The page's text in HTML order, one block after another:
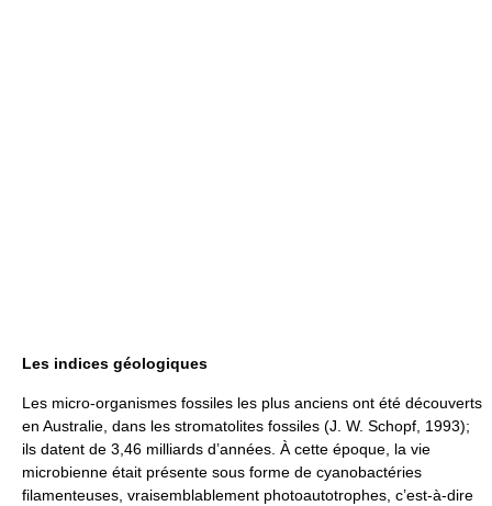
Les indices géologiques
Les micro-organismes fossiles les plus anciens ont été découverts
en Australie, dans les stromatolites fossiles (J. W. Schopf, 1993);
ils datent de 3,46 milliards d’années. À cette époque, la vie
microbienne était présente sous forme de cyanobactéries
filamenteuses, vraisemblablement photoautotrophes, c’est-à-dire